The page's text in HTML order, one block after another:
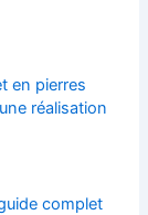
en pierres
réalisation
complet